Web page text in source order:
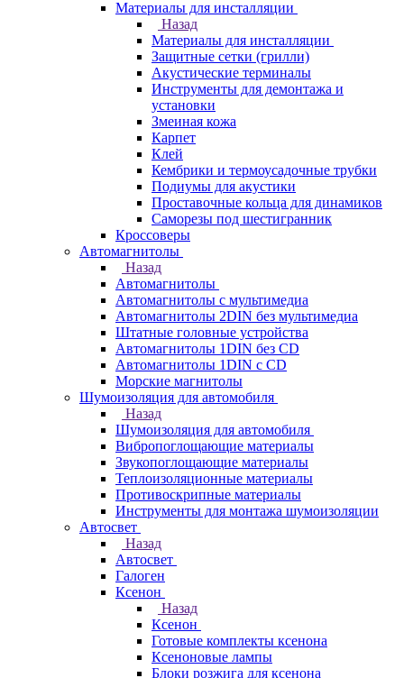
Материалы для инсталляции
Назад
Материалы для инсталляции
Защитные сетки (грилли)
Акустические терминалы
Инструменты для демонтажа и
установки
Змеиная кожа
Карпет
Клей
Кембрики и термоусадочные трубки
Подиумы для акустики
Проставочные кольца для динамиков
Саморезы под шестигранник
Кроссоверы
Автомагнитолы
Назад
Автомагнитолы
Автомагнитолы с мультимедиа
Автомагнитолы 2DIN без мультимедиа
Штатные головные устройства
Автомагнитолы 1DIN без CD
Автомагнитолы 1DIN с CD
Морские магнитолы
Шумоизоляция для автомобиля
Назад
Шумоизоляция для автомобиля
Вибропоглощающие материалы
Звукопоглощающие материалы
Теплоизоляционные материалы
Противоскрипные материалы
Инструменты для монтажа шумоизоляции
Автосвет
Назад
Автосвет
Галоген
Ксенон
Назад
Ксенон
Готовые комплекты ксенона
Ксеноновые лампы
Блоки розжига для ксенона